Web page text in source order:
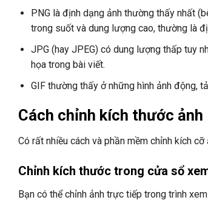
PNG là định dạng ảnh thường thấy nhất
trong suốt và dung lượng cao, thường là
JPG (hay JPEG) có dung lượng thấp tuy
họa trong bài viết.
GIF thường thấy ở những hình ảnh động,
Cách chỉnh kích thước ảnh
Có rất nhiều cách và phần mềm chỉnh kích
Chỉnh kích thước trong cửa sổ
Bạn có thể chỉnh ảnh trực tiếp trong trình